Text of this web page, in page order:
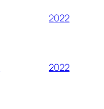
2022
2022